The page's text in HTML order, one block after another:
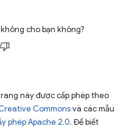
cho bạn không?
này được cấp phép theo
Commonsvà các mẫu
phép Apache 2.0. Để biết